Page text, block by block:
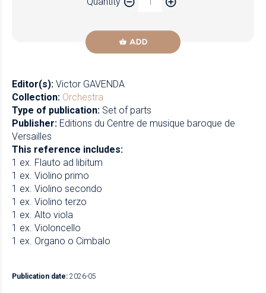
ADD
Editor(s): Victor GAVENDA
Collection: Orchestra
Type of publication: Set of parts
Publisher: Editions du Centre de musique baroque de
Versailles
This reference includes:
1 ex. Flauto ad libitum
1 ex. Violino primo
1 ex. Violino secondo
1 ex. Violino terzo
1 ex. Alto viola
1 ex. Violoncello
1 ex. Organo o Cimbalo
Publication date: 2026-05